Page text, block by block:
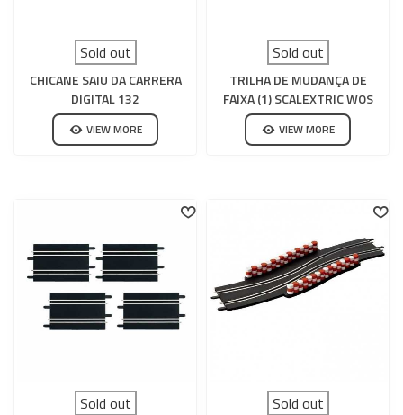
Sold out
CHICANE SAIU DA CARRERA
DIGITAL 132
VIEW MORE
Sold out
TRILHA DE MUDANÇA DE
FAIXA (1) SCALEXTRIC WOS
VIEW MORE
Sold out Sold out